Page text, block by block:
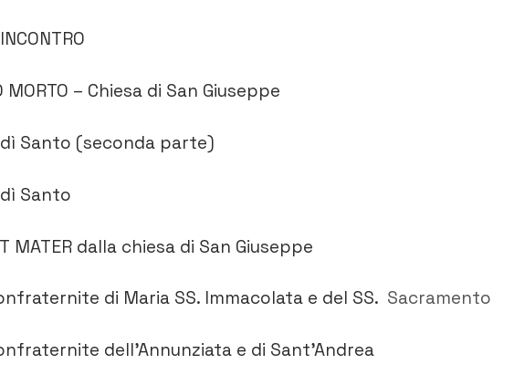
MORTO – Chiesa di San Giuseppe
Santo (seconda parte)
Santo
MATER dalla chiesa di San Giuseppe
di Maria SS. Immacolata e del SS. Sacramento
dell’Annunziata e di Sant’Andrea